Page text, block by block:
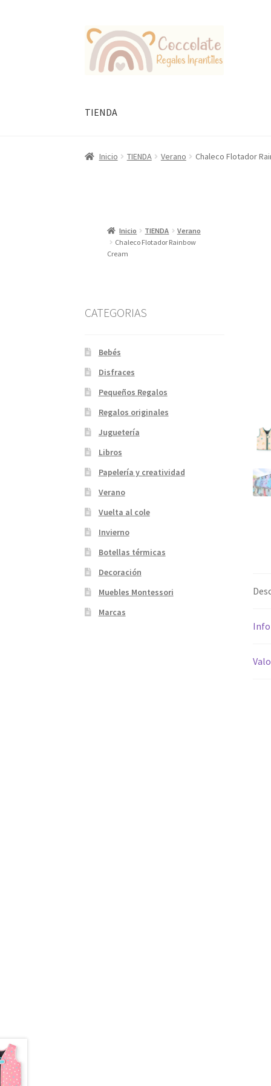
Ir
la
Ir
al
contenido
TIENDA
Inicio TIENDA Verano Chaleco Flotador
Inicio TIENDA
Verano
Chaleco Flotador Rainbow
Cream
CATEGORIAS
Bebés
Disfraces
Pequeños Regalos
Regalos originales
Juguetería
Libros
Papelería y creatividad
Verano
Vuelta al cole
Invierno
Botellas térmicas
Decoración
Muebles Montessori
Marcas